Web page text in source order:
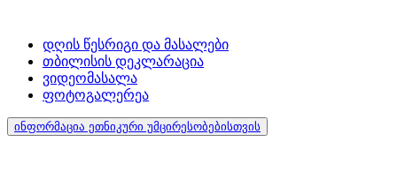
დღის წესრიგი და მასალები
თბილისის დეკლარაცია
ვიდეომასალა
ფოტოგალერეა
ინფორმაცია ეთნიკური უმცირესობებისთვის